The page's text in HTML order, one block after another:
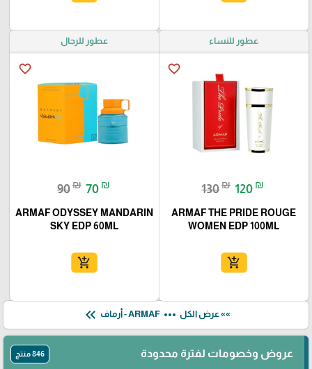
عطور للنساء
favorite_border
130₪ 120 ₪
ARMAF THE PRIDE ROUGE
WOMEN EDP 100ML
add_shopping_cart
عطور للرجال
favorite_border
90₪ 70 ₪
ARMAF ODYSSEY MANDARIN
SKY EDP 60ML
add_shopping_cart
»» عرض الكل more_horiz ARMAF - أرماف keyboard_double_arrow_left
عروض وخصومات لفترة محدودة 846 منتج